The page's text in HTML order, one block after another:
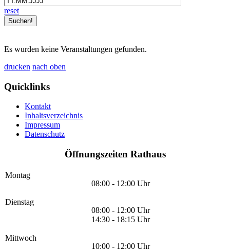
reset
Es wurden keine Veranstaltungen gefunden.
drucken nach oben
Quicklinks
Kontakt
Inhaltsverzeichnis
Impressum
Datenschutz
Öffnungszeiten Rathaus
Montag
08:00 - 12:00 Uhr
Dienstag
08:00 - 12:00 Uhr
14:30 - 18:15 Uhr
Mittwoch
10:00 - 12:00 Uhr